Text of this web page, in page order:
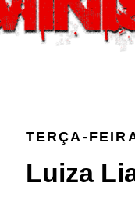
TERÇA-
Luiza